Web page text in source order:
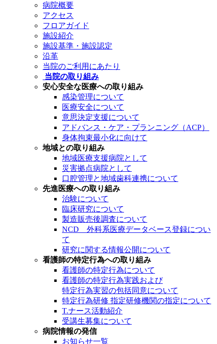
病院概要
アクセス
フロアガイド
施設紹介
施設基準・施設認定
沿革
当院のご利用にあたり
当院の取り組み
安心安全な医療への取り組み
感染管理について
医療安全について
意思決定支援について
アドバンス・ケア・プランニング（ACP）
身体拘束最小化に向けて
地域との取り組み
地域医療支援病院として
災害拠点病院として
口腔管理と地域歯科連携について
先進医療への取り組み
治験について
臨床研究について
製造販売後調査について
NCD 外科系医療データベース登録につい
て
研究に関する情報公開について
看護師の特定行為への取り組み
看護師の特定行為について
看護師の特定行為実践および
特定行為実習の包括同意について
特定行為研修 指定研修機関の指定について
T.ナース活動紹介
受講生募集について
病院情報の発信
お知らせ一覧